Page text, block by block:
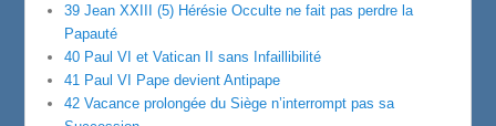
39 Jean XXIII (5) Hérésie Occulte ne fait pas perdre la
Papauté
40 Paul VI et Vatican II sans Infaillibilité
41 Paul VI Pape devient Antipape
42 Vacance prolongée du Siège n’interrompt pas sa